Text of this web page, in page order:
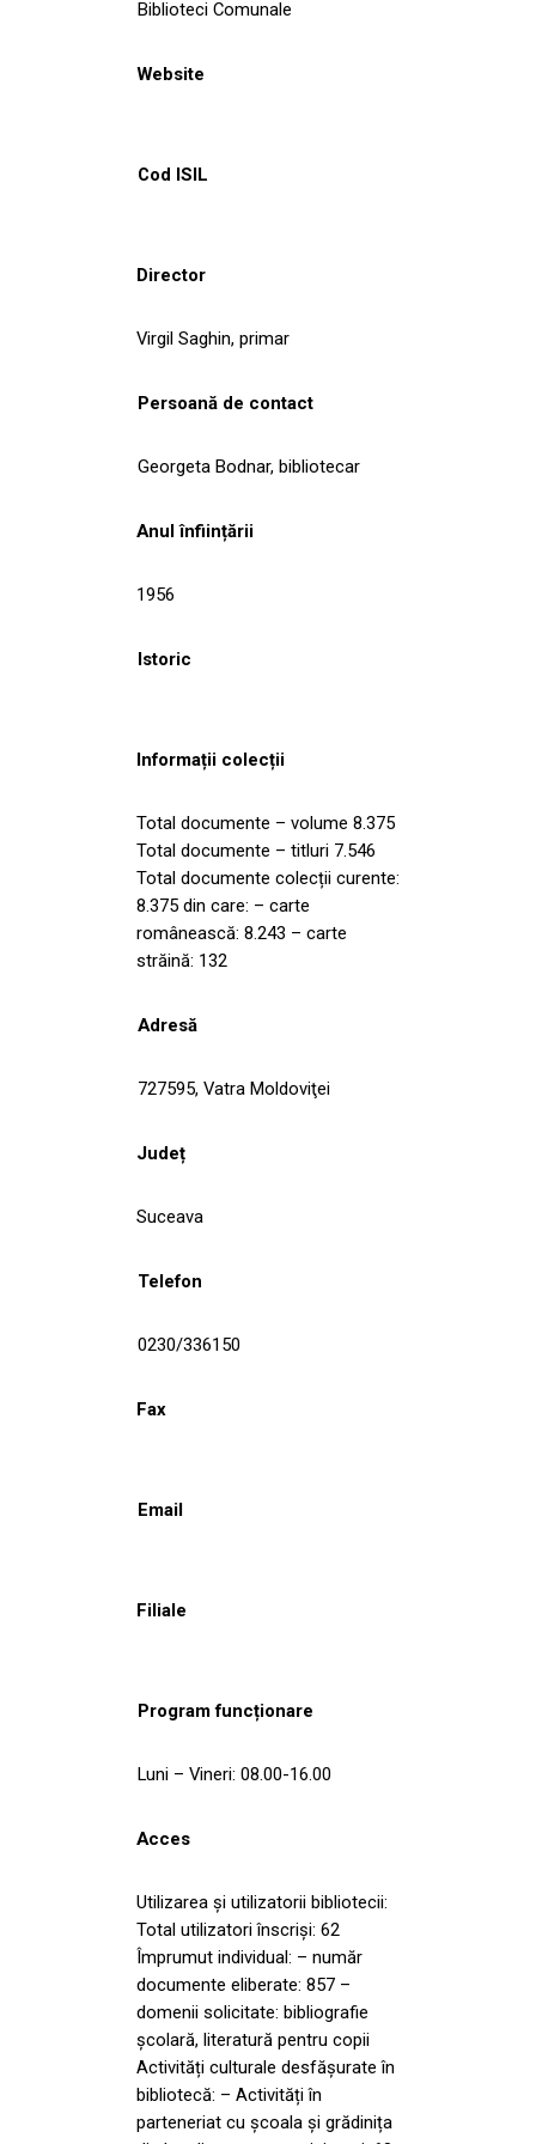
Biblioteci Comunale
Website
Cod ISIL
Director
Virgil Saghin, primar
Persoană de contact
Georgeta Bodnar, bibliotecar
Anul înființării
1956
Istoric
Informații colecții
Total documente – volume 8.375
Total documente – titluri 7.546
Total documente colecții curente:
8.375 din care: – carte
românească: 8.243 – carte
străină: 132
Adresă
727595, Vatra Moldoviţei
Județ
Suceava
Telefon
0230/336150
Fax
Email
Filiale
Program funcționare
Luni – Vineri: 08.00-16.00
Acces
Utilizarea și utilizatorii bibliotecii:
Total utilizatori înscriși: 62
Împrumut individual: – număr
documente eliberate: 857 –
domenii solicitate: bibliografie
școlară, literatură pentru copii
Activități culturale desfășurate în
bibliotecă: – Activități în
parteneriat cu școala și grădinița